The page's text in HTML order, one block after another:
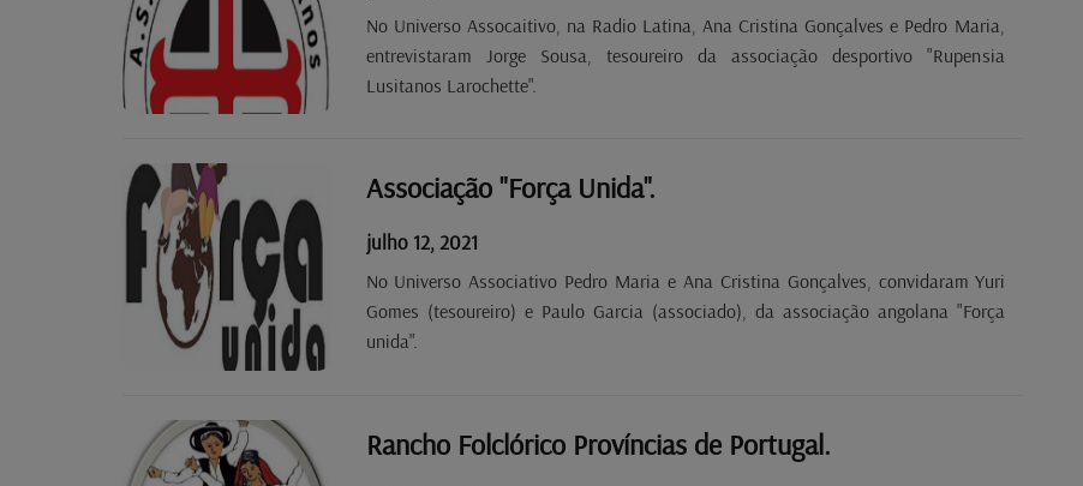
No Universo Assocaitivo, na Radio Latina, Ana Cristina Gonçalves e Pedro Maria,
entrevistaram Jorge Sousa, tesoureiro da associação desportivo "Rupensia
Lusitanos Larochette".
Associação "Força Unida".
julho 12, 2021
No Universo Associativo Pedro Maria e Ana Cristina Gonçalves, convidaram Yuri
Gomes (tesoureiro) e Paulo Garcia (associado), da associação angolana "Força
unida".
Rancho Folclórico Províncias de Portugal.